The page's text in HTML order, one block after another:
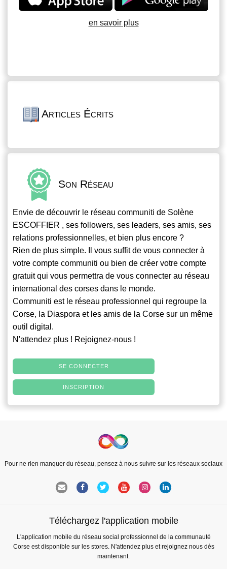
en savoir plus
Articles Écrits
Son Réseau
Envie de découvrir le réseau communiti de Solène
ESCOFFIER , ses followers, ses leaders, ses amis, ses
relations professionnelles, et bien plus encore ?
Rien de plus simple. Il vous suffit de vous connecter à
votre compte communiti ou bien de créer votre compte
gratuit qui vous permettra de vous connecter au réseau
international des corses dans le monde.
Communiti est le réseau professionnel qui regroupe la
Corse, la Diaspora et les amis de la Corse sur un même
outil digital.
N'attendez plus ! Rejoignez-nous !
SE CONNECTER
INSCRIPTION
Pour ne rien manquer du réseau, pensez à nous suivre sur les réseaux sociaux
Téléchargez l'application mobile
L'application mobile du réseau social professionnel de la communauté
Corse est disponible sur les stores. N'attendez plus et rejoignez nous dès
maintenant.